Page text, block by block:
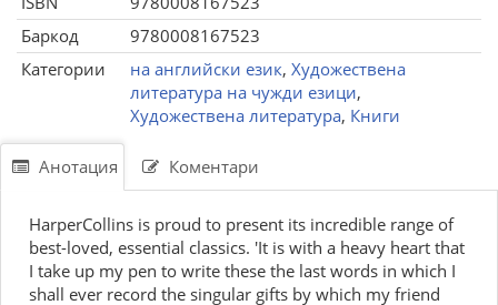
Баркод
9780008167523
Категории
на английски език, Художествена
литература на чужди езици,
Художествена литература, Книги
Анотация Коментари
HarperCollins is proud to present its incredible range of
best-loved, essential classics. 'It is with a heavy heart that
I take up my pen to write these the last words in which I
shall ever record the singular gifts by which my friend